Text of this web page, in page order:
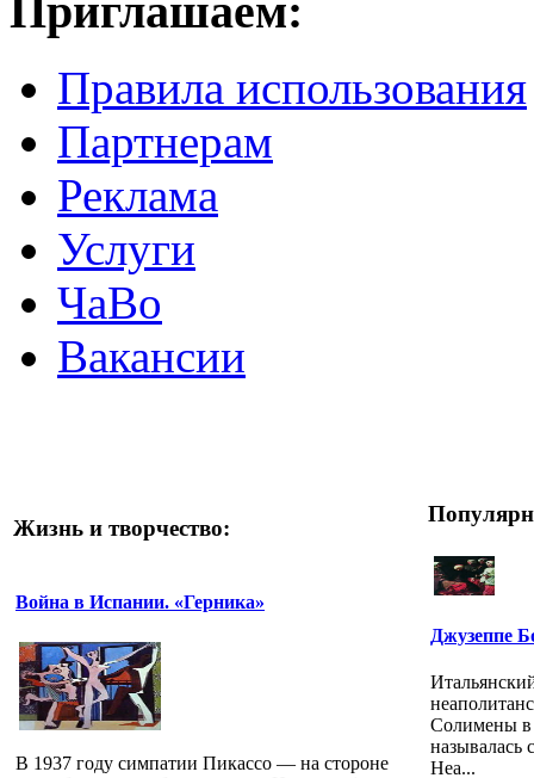
Приглашаем:
Правила использования
Партнерам
Реклама
Услуги
ЧаВо
Вакансии
Жизнь и творчество:
Война в Испании. «Герника»
В 1937 году симпатии Пикассо — на стороне
Джузеппе
Солимены в
называлась
Неа...